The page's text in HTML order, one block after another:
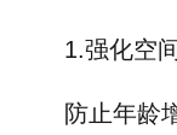
1.强化空
防止年龄